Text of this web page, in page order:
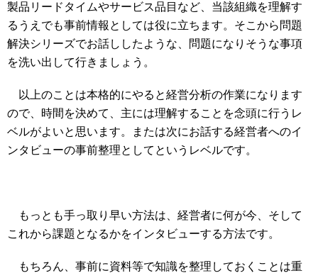
製品リードタイムやサービス品目など、当該組織を理解す
るうえでも事前情報としては役に立ちます。そこから問題
解決シリーズでお話ししたような、問題になりそうな事項
を洗い出して行きましょう。
以上のことは本格的にやると経営分析の作業になります
ので、時間を決めて、主には理解することを念頭に行うレ
ベルがよいと思います。または次にお話する経営者へのイ
ンタビューの事前整理としてというレベルです。
もっとも手っ取り早い方法は、経営者に何が今、そして
これから課題となるかをインタビューする方法です。
もちろん、事前に資料等で知識を整理しておくことは重